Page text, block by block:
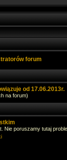
forum
od 17.06.2013r.
na forum)
Nie poruszamy tutaj